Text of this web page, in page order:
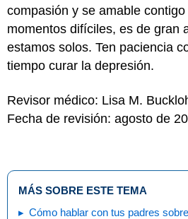
compasión y se amable
momentos difíciles, es de gran
estamos solos. Ten paciencia
tiempo curar la depresión.
Revisor médico: Lisa M.
Fecha de revisión: agosto de
MÁS SOBRE ESTE TEMA
Cómo hablar con tus padres